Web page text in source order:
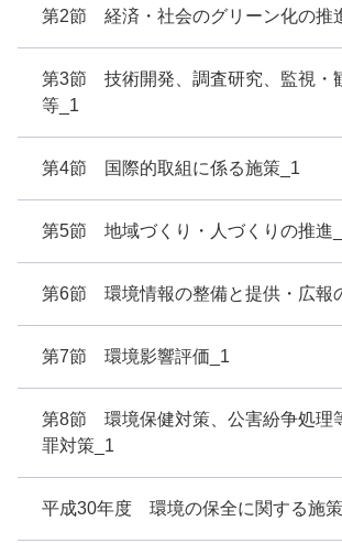
第2節 経済・社会のグリーン化の推
第3節 技術開発、調査研究、監視・
等_1
第4節 国際的取組に係る施策_1
第5節 地域づくり・人づくりの推進
第6節 環境情報の整備と提供・広報
第7節 環境影響評価_1
第8節 環境保健対策、公害紛争処理
罪対策_1
平成30年度 環境の保全に関する施策